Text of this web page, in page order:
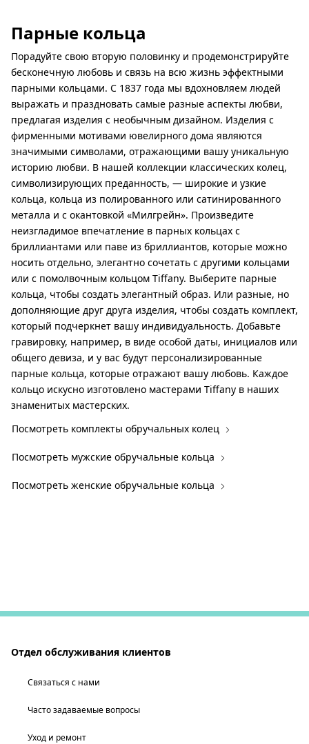
Парные кольца
Порадуйте свою вторую половинку и продемонстрируйте
бесконечную любовь и связь на всю жизнь эффектными
парными кольцами. С 1837 года мы вдохновляем людей
выражать и праздновать самые разные аспекты любви,
предлагая изделия с необычным дизайном. Изделия с
фирменными мотивами ювелирного дома являются
значимыми символами, отражающими вашу уникальную
историю любви. В нашей коллекции классических колец,
символизирующих преданность, — широкие и узкие
кольца, кольца из полированного или сатинированного
металла и с окантовкой «Милгрейн». Произведите
неизгладимое впечатление в парных кольцах с
бриллиантами или паве из бриллиантов, которые можно
носить отдельно, элегантно сочетать с другими кольцами
или с помолвочным кольцом Tiffany. Выберите парные
кольца, чтобы создать элегантный образ. Или разные, но
дополняющие друг друга изделия, чтобы создать комплект,
который подчеркнет вашу индивидуальность. Добавьте
гравировку, например, в виде особой даты, инициалов или
общего девиза, и у вас будут персонализированные
парные кольца, которые отражают вашу любовь. Каждое
кольцо искусно изготовлено мастерами Tiffany в наших
знаменитых мастерских.
Посмотреть комплекты обручальных колец
Посмотреть мужские обручальные кольца
Посмотреть женские обручальные кольца
Отдел обслуживания клиентов
Связаться с нами
Часто задаваемые вопросы
Уход и ремонт